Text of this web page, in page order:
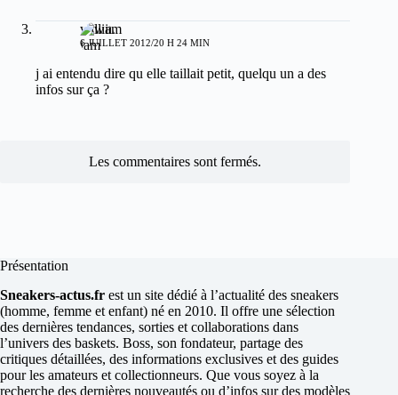
william
6 JUILLET 2012/20 H 24 MIN
j ai entendu dire qu elle taillait petit, quelqu un a des
infos sur ça ?
Les commentaires sont fermés.
Présentation
Sneakers-actus.fr est un site dédié à l’actualité des sneakers
(homme, femme et enfant) né en 2010. Il offre une sélection
des dernières tendances, sorties et collaborations dans
l’univers des baskets. Boss, son fondateur, partage des
critiques détaillées, des informations exclusives et des guides
pour les amateurs et collectionneurs. Que vous soyez à la
recherche des dernières nouveautés ou d’infos sur des modèles